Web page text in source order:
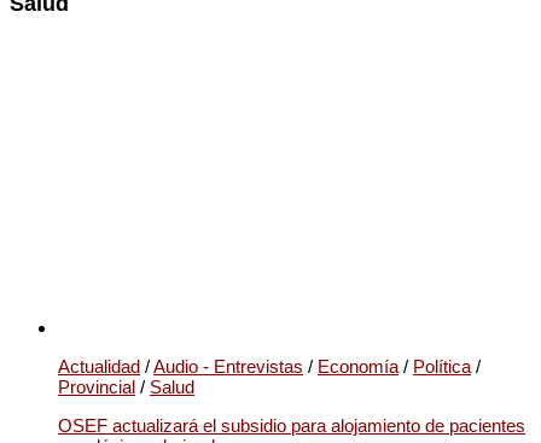
Actualidad /Audio - Entrevistas / Economía / Política /
Provincial / Salud
OSEF actualizará el subsidio para alojamiento de pacientes